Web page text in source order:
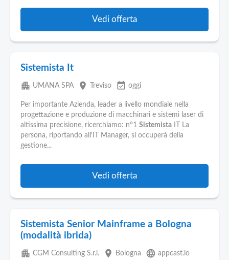
Vedi offerta
Sistemista It
apartment UMANA SPA place Treviso event_available oggi
Per importante Azienda, leader a livello mondiale nella
progettazione e produzione di macchinari e sistemi laser di
altissima precisione, ricerchiamo: n°1 Sistemista IT La
persona, riportando all'IT Manager, si occuperà della
gestione...
Vedi offerta
Sistemista Senior Mainframe a Bologna
(modalità ibrida)
apartment CGM Consulting S.r.l. place Bologna language appcast.io